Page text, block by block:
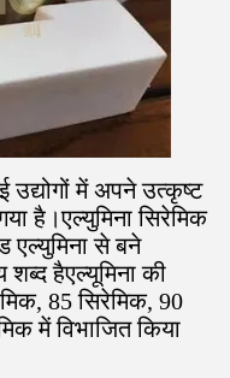
उद्योगों में अपने उत्कृष्ट
है।एल्युमिना सिरेमिक
से बने
शब्द हैएल्यूमिना की
85 सिरेमिक, 90
में विभाजित किया